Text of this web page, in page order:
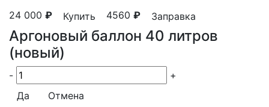
24 000 ₽ Купить 4560 ₽ Заправка
Аргоновый баллон 40 литров
(новый)
-
+
Да
Отмена